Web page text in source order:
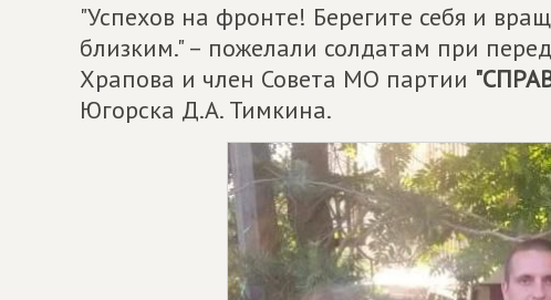
"Успехов на фронте! Берегите себя и
близким." – пожелали солдатам при
Храпова и член Совета МО партии
Югорска Д.А. Тимкина.